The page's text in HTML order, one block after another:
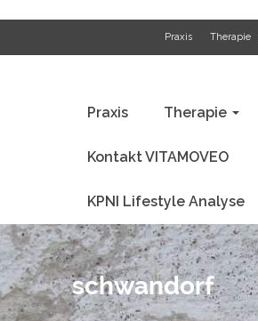
Praxis Therapie
Praxis Therapie
Kontakt VITAMOVEO
KPNI Lifestyle Analyse
schwandorf